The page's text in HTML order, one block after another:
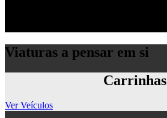
Viaturas a pensar em si
Carrinhas
Ver Veículos